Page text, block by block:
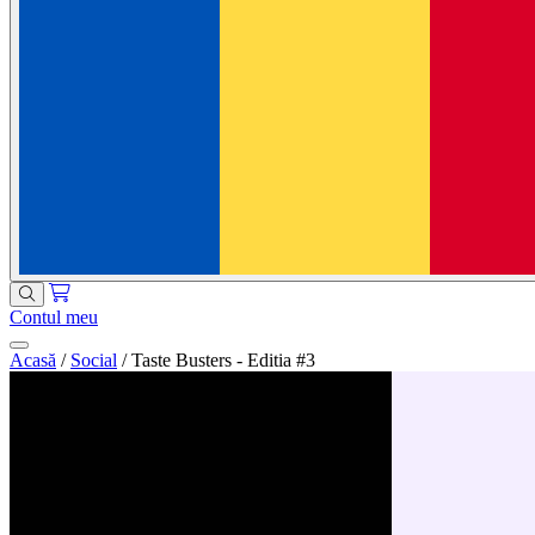
Contul meu
Acasă / Social / Taste Busters - Editia #3